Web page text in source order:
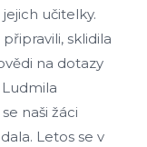
učitelky.
sklidila
na dotazy
naši žáci
Letos se v